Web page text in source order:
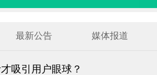
最新公告 媒体报道
吸引用户眼球？